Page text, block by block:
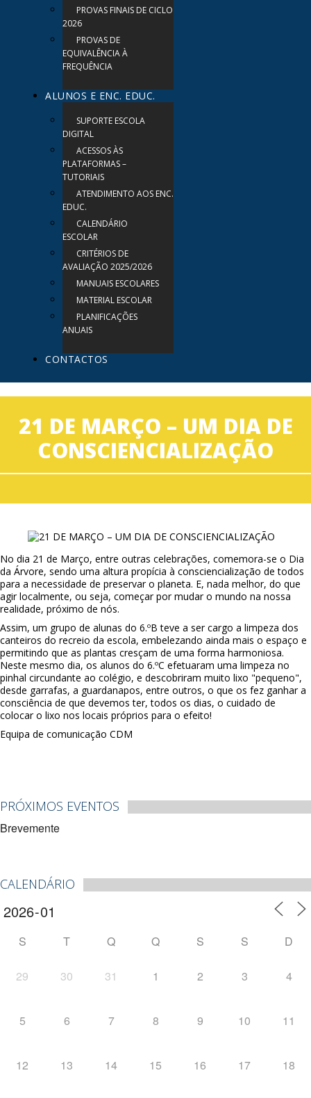
PROVAS FINAIS DE CICLO
2026
PROVAS DE
EQUIVALÊNCIA À
FREQUÊNCIA
ALUNOS E ENC. EDUC.
SUPORTE ESCOLA
DIGITAL
ACESSOS ÀS
PLATAFORMAS –
TUTORIAIS
ATENDIMENTO AOS ENC.
EDUC.
CALENDÁRIO
ESCOLAR
CRITÉRIOS DE
AVALIAÇÃO 2025/2026
MANUAIS ESCOLARES
MATERIAL ESCOLAR
PLANIFICAÇÕES
ANUAIS
CONTACTOS
21 DE MARÇO – UM DIA DE
CONSCIENCIALIZAÇÃO
No dia 21 de Março, entre outras celebrações, comemora-se o Dia
da Árvore, sendo uma altura propícia à consciencialização de todos
para a necessidade de preservar o planeta. E, nada melhor, do que
agir localmente, ou seja, começar por mudar o mundo na nossa
realidade, próximo de nós.
Assim, um grupo de alunas do 6.ºB teve a ser cargo a limpeza dos
canteiros do recreio da escola, embelezando ainda mais o espaço e
permitindo que as plantas cresçam de uma forma harmoniosa.
Neste mesmo dia, os alunos do 6.ºC efetuaram uma limpeza no
pinhal circundante ao colégio, e descobriram muito lixo "pequeno",
desde garrafas, a guardanapos, entre outros, o que os fez ganhar a
consciência de que devemos ter, todos os dias, o cuidado de
colocar o lixo nos locais próprios para o efeito!
Equipa de comunicação CDM
PRÓXIMOS EVENTOS
Brevemente
CALENDÁRIO
S T Q Q S S D
29 30 31 1 2 3 4
5 6 7 8 9 10 11
12 13 14 15 16 17 18